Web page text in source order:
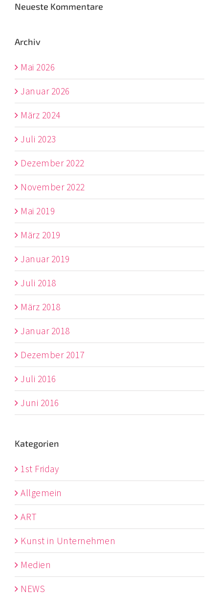
Neueste Kommentare
Archiv
Mai 2026
Januar 2026
März 2024
Juli 2023
Dezember 2022
November 2022
Mai 2019
März 2019
Januar 2019
Juli 2018
März 2018
Januar 2018
Dezember 2017
Juli 2016
Juni 2016
Kategorien
1st Friday
Allgemein
ART
Kunst in Unternehmen
Medien
NEWS